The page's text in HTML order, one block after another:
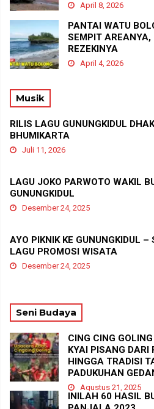
April 8, 2026
PANTAI WATU
SEMPIT
REZEKINYA
April 4, 2026
Musik
RILIS LAGU GUNUNGKIDUL
BHUMIKARTA
Juli 11, 2026
LAGU JOKO PARWOTO WAKIL
GUNUNGKIDUL
Desember 24, 2025
AYO PIKNIK KE GUNUNGKIDUL –
LAGU PROMOSI WISATA
Desember 24, 2025
Seni Budaya
CING CING
KYAI PISANG
HINGGA TRADISI
PADUKUHAN
Agustus 21, 2025
INILAH 60 HASIL